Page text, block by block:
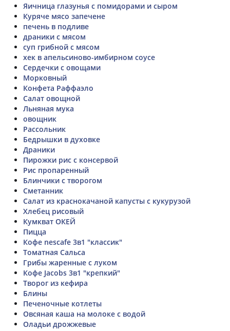
Яичница глазунья с помидорами и сыром
Куряче мясо запечене
печень в подливе
драники с мясом
суп грибной с мясом
хек в апельсиново-имбирном соусе
Сердечки с овощами
Морковный
Конфета Раффаэло
Салат овощной
Льняная мука
овощник
Рассольник
Бедрышки в духовке
Драники
Пирожки рис с консервой
Рис пропаренный
Блинчики с творогом
Сметанник
Салат из краснокачаной капусты с кукурузой
Хлебец рисовый
Кумкват ОКЕЙ
Пицца
Кофе nescafe 3в1 "классик"
Томатная Сальса
Грибы жаренные с луком
Кофе Jacobs 3в1 "крепкий"
Творог из кефира
Блины
Печеночные котлеты
Овсяная каша на молоке с водой
Оладьи дрожжевые